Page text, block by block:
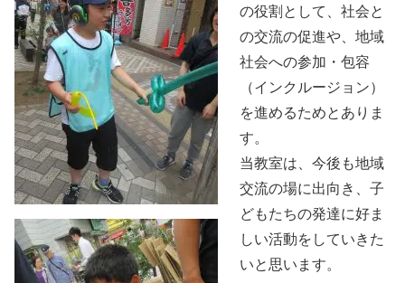
の役割として、社会と
の交流の促進や、地域
社会への参加・包容
（インクルージョン）
を進めるためとありま
す。
当教室は、今後も地域
交流の場に出向き、子
どもたちの発達に好ま
しい活動をしていきた
いと思います。